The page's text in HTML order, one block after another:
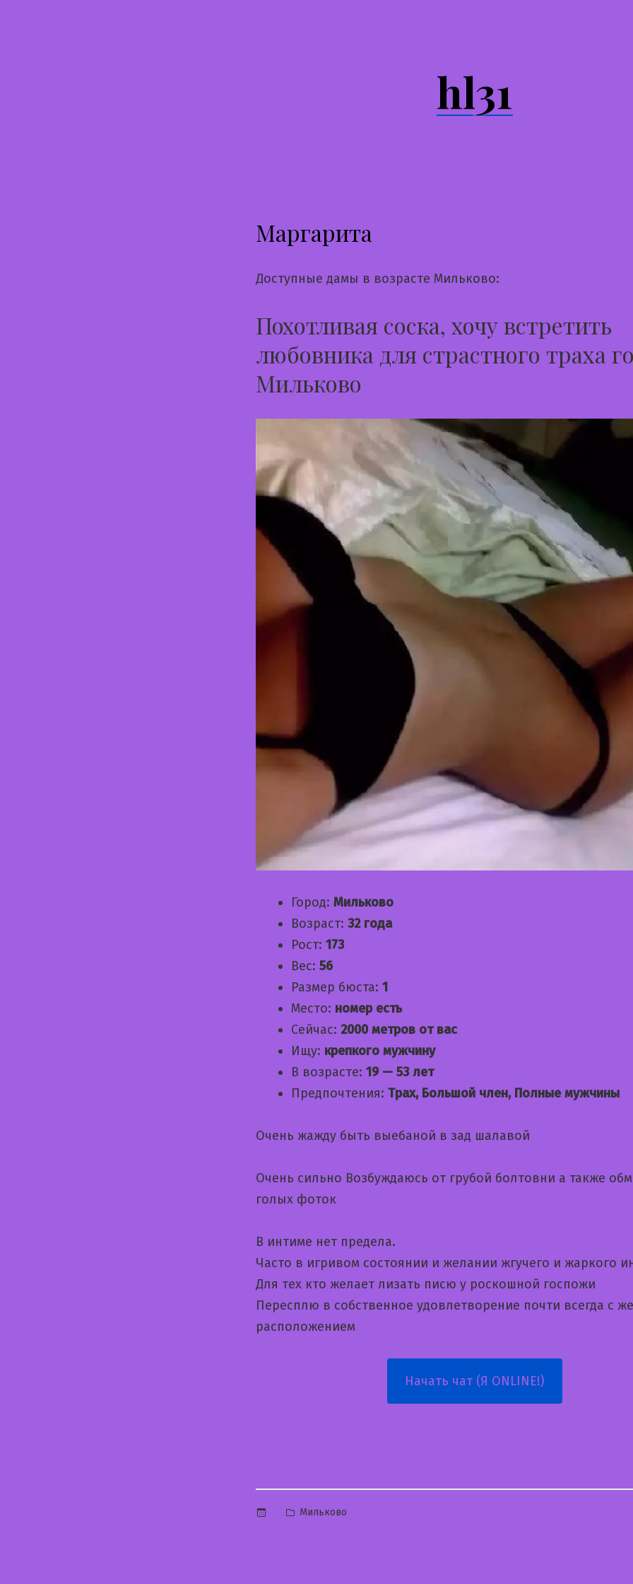
hl31
Маргарита
Доступные дамы в возрасте Мильково:
Похотливая соска, хочу встретить
любовника для страстного траха
Мильково
Город: Мильково
Возраст: 32 года
Рост: 173
Вес: 56
Размер бюста: 1
Место: номер есть
Сейчас: 2000 метров от вас
Ищу: крепкого мужчину
В возрасте: 19 — 53 лет
Предпочтения: Трах, Большой член, Полные мужчины
Очень жажду быть выебаной в зад шалавой
Очень сильно Возбуждаюсь от грубой болтовни а также
голых фоток
В интиме нет предела.
Часто в игривом состоянии и желании жгучего и жаркого
Для тех кто желает лизать писю у роскошной госпожи
Пересплю в собственное удовлетворение почти всегда с
расположением
Начать чат (Я ONLINE!)
Опубликовано
Мильково